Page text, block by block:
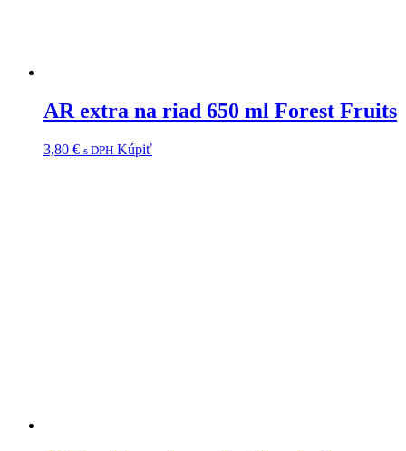
AR extra na riad 650 ml Forest Fruits
3,80 € s DPH Kúpiť